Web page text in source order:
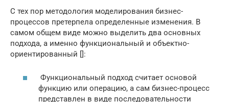
С тех пор методология моделирования бизнес-
процессов претерпела определенные изменения. В
самом общем виде можно выделить два основных
подхода, а именно функциональный и объектно-
ориентированный []:
Функциональный подход считает основой
функцию или операцию, а сам бизнес-процесс
представлен в виде последовательности